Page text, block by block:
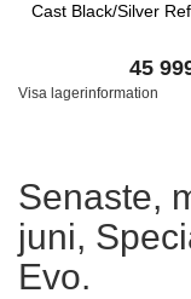
Cast Black/Silver
45
Visa lagerinformation
Senaste,
juni,
Evo.